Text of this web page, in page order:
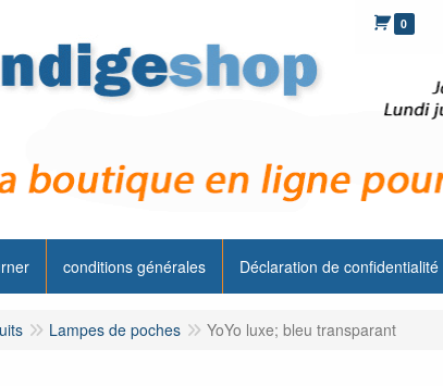
0
conditions générales Déclaration de confidentialité
Lampes de poches YoYo luxe; bleu transparant